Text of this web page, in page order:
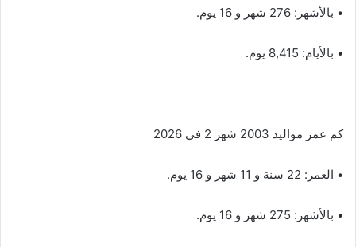
• بالأشهر: 276 شهر و 16 يوم.
• بالأيام: 8,415 يوم.
كم عمر مواليد 2003 شهر 2 في 2026
• العمر: 22 سنة و 11 شهر و 16 يوم.
• بالأشهر: 275 شهر و 16 يوم.